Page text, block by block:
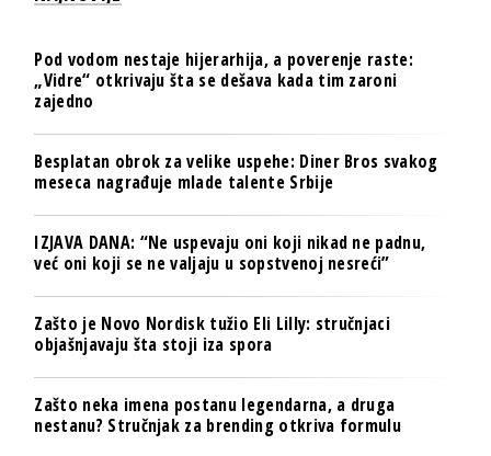
Pod vodom nestaje hijerarhija, a poverenje raste:
„Vidre“ otkrivaju šta se dešava kada tim zaroni
zajedno
Besplatan obrok za velike uspehe: Diner Bros svakog
meseca nagrađuje mlade talente Srbije
IZJAVA DANA: “Ne uspevaju oni koji nikad ne padnu,
već oni koji se ne valjaju u sopstvenoj nesreći”
Zašto je Novo Nordisk tužio Eli Lilly: stručnjaci
objašnjavaju šta stoji iza spora
Zašto neka imena postanu legendarna, a druga
nestanu? Stručnjak za brending otkriva formulu